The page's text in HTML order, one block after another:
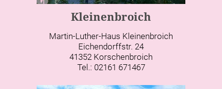
Kleinenbroich
Martin-Luther-Haus Kleinenbroich
Eichendorffstr. 24
41352 Korschenbroich
Tel.: 02161 671467